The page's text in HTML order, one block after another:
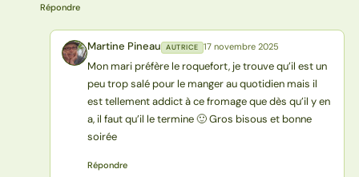
Répondre
MP Martine Pineau AUTRICE 17 novembre 2025
Mon mari préfère le roquefort, je trouve qu’il est un
peu trop salé pour le manger au quotidien mais il
est tellement addict à ce fromage que dès qu’il y en
a, il faut qu’il le termine 🙂 Gros bisous et bonne
soirée
Répondre